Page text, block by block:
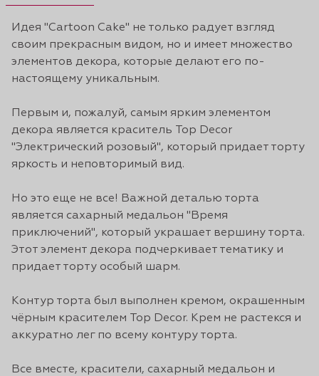
Идея "Cartoon Cake" не только радует взгляд
своим прекрасным видом, но и имеет множество
элементов декора, которые делают его по-
настоящему уникальным.
Первым и, пожалуй, самым ярким элементом
декора является краситель Top Decor
"Электрический розовый", который придает торту
яркость и неповторимый вид.
Но это еще не все! Важной деталью торта
является сахарный медальон "Время
приключений", который украшает вершину торта.
Этот элемент декора подчеркивает тематику и
придает торту особый шарм.
Контур торта был выполнен кремом, окрашенным
чёрным красителем Top Decor. Крем не растекся и
аккуратно лег по всему контуру торта.
Все вместе, красители, сахарный медальон и